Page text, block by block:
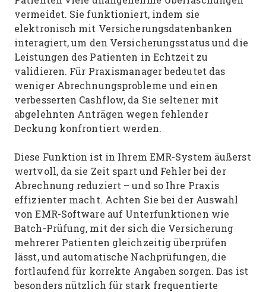
vermeidet. Sie funktioniert, indem sie
elektronisch mit Versicherungsdatenbanken
interagiert, um den Versicherungsstatus und die
Leistungen des Patienten in Echtzeit zu
validieren. Für Praxismanager bedeutet das
weniger Abrechnungsprobleme und einen
verbesserten Cashflow, da Sie seltener mit
abgelehnten Anträgen wegen fehlender
Deckung konfrontiert werden.
Diese Funktion ist in Ihrem EMR-System äußerst
wertvoll, da sie Zeit spart und Fehler bei der
Abrechnung reduziert – und so Ihre Praxis
effizienter macht. Achten Sie bei der Auswahl
von EMR-Software auf Unterfunktionen wie
Batch-Prüfung, mit der sich die Versicherung
mehrerer Patienten gleichzeitig überprüfen
lässt, und automatische Nachprüfungen, die
fortlaufend für korrekte Angaben sorgen. Das ist
besonders nützlich für stark frequentierte